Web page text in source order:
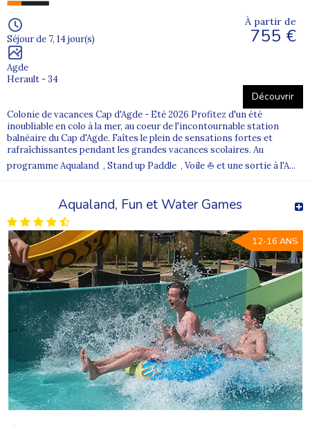
Séjour de 7, 14 jour(s)
Agde
Herault - 34
À partir de
755 €
Découvrir
Colonie de vacances Cap d'Agde - Eté 2026 Profitez d'un été
inoubliable en colo à la mer, au coeur de l'incontournable station
balnéaire du Cap d'Agde. Faîtes le plein de sensations fortes et
rafraîchissantes pendant les grandes vacances scolaires. Au
programme Aqualand , Stand up Paddle , Voile ⛵ et une sortie à l'A...
Aqualand, Fun et Water Games
12-16 ANS